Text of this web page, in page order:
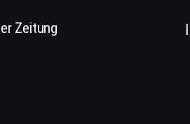
Zeitung